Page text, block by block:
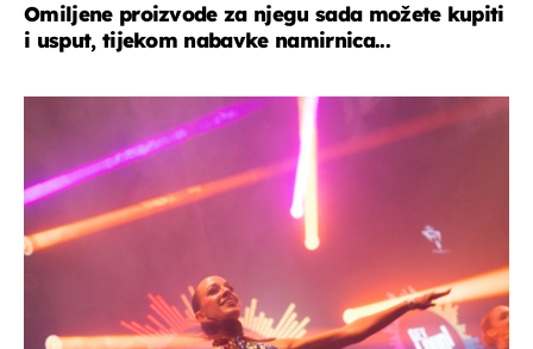
Omiljene proizvode za njegu sada možete kupiti
i usput, tijekom nabavke namirnica...